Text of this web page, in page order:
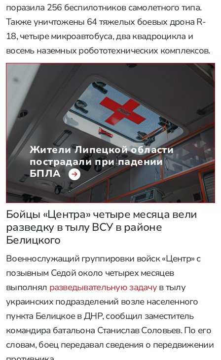
поразила 256 беспилотников самолетного типа.
Также уничтожены 64 тяжелых боевых дрона R-
18, четыре микроавтобуса, два квадроцикла и
восемь наземных робототехнических комплексов.
Жители Липецкой области
пострадали при падении
БПЛА
Бойцы «Центра» четыре месяца вели
разведку в тылу ВСУ в районе
Белицкого
Военнослужащий группировки войск «Центр» с
позывным Седой около четырех месяцев
выполнял разведывательную задачув тылу
украинских подразделений возле населенного
пункта Белицкое в ДНР, сообщил заместитель
командира батальона Станислав Соловьев. По его
словам, боец передавал сведения о передвижении